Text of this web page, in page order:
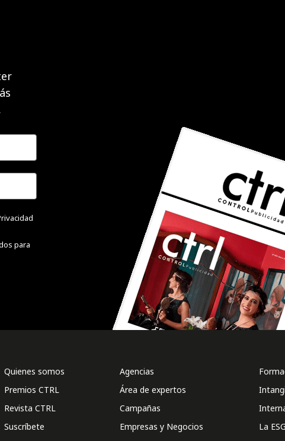
para
Quienes somos
Premios CTRL
Revista CTRL
Suscríbete
Agencias
Área de expertos
Campañas
Empresas y Negocios
La